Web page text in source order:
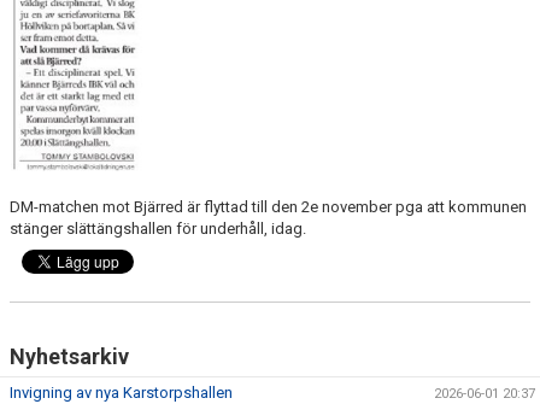
DM-matchen mot Bjärred är flyttad till den 2e november pga att kommunen
stänger slättängshallen för underhåll, idag.
Nyhetsarkiv
Invigning av nya Karstorpshallen 2026-06-01 20:37